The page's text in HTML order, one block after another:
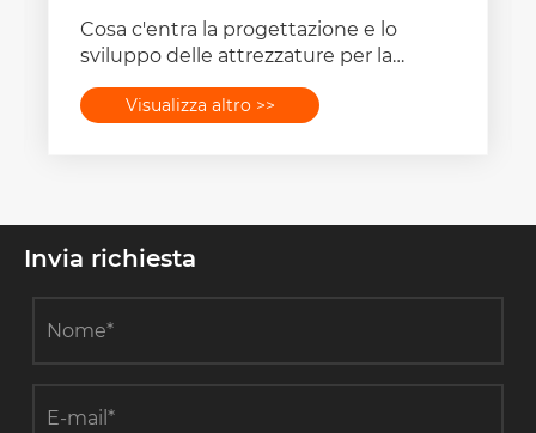
Cosa c'entra la progettazione e lo
sviluppo delle attrezzature per la
Visualizza altro >>
Invia richiesta